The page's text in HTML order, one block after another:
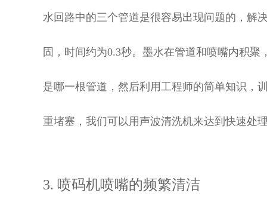
水回路中的三个管道是很容易出现问题的，解
固，时间约为0.3秒。墨水在管道和喷嘴内积
是哪一根管道，然后利用工程师的简单知识，
重堵塞，我们可以用声波清洗机来达到快速处
3. 喷码机喷嘴的频繁清洁